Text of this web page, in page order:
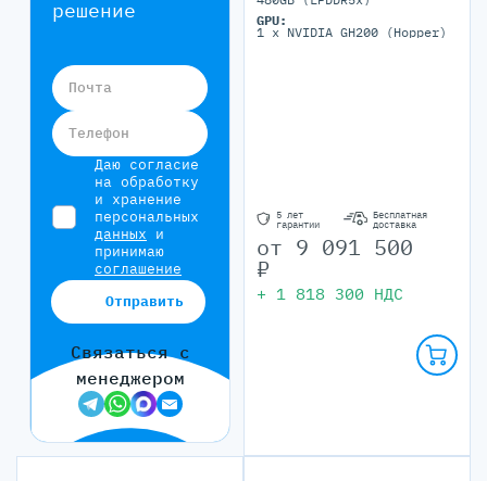
решение
Почта
Телефон
Даю согласие
на обработку
и хранение
персональных
данных и
принимаю
соглашение
Отправить
Связаться с
менеджером
GPU:
1 x NVIDIA GH200 (Hopper)
5 лет
гарантии
Бесплатная
доставка
от 9 091 500
₽
+ 1 818 300 НДС